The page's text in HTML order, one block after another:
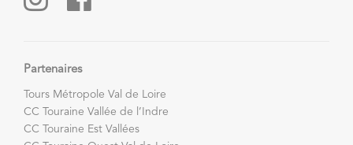
Partenaires
Tours Métropole Val de Loire
CC Touraine Vallée de l’Indre
CC Touraine Est Vallées